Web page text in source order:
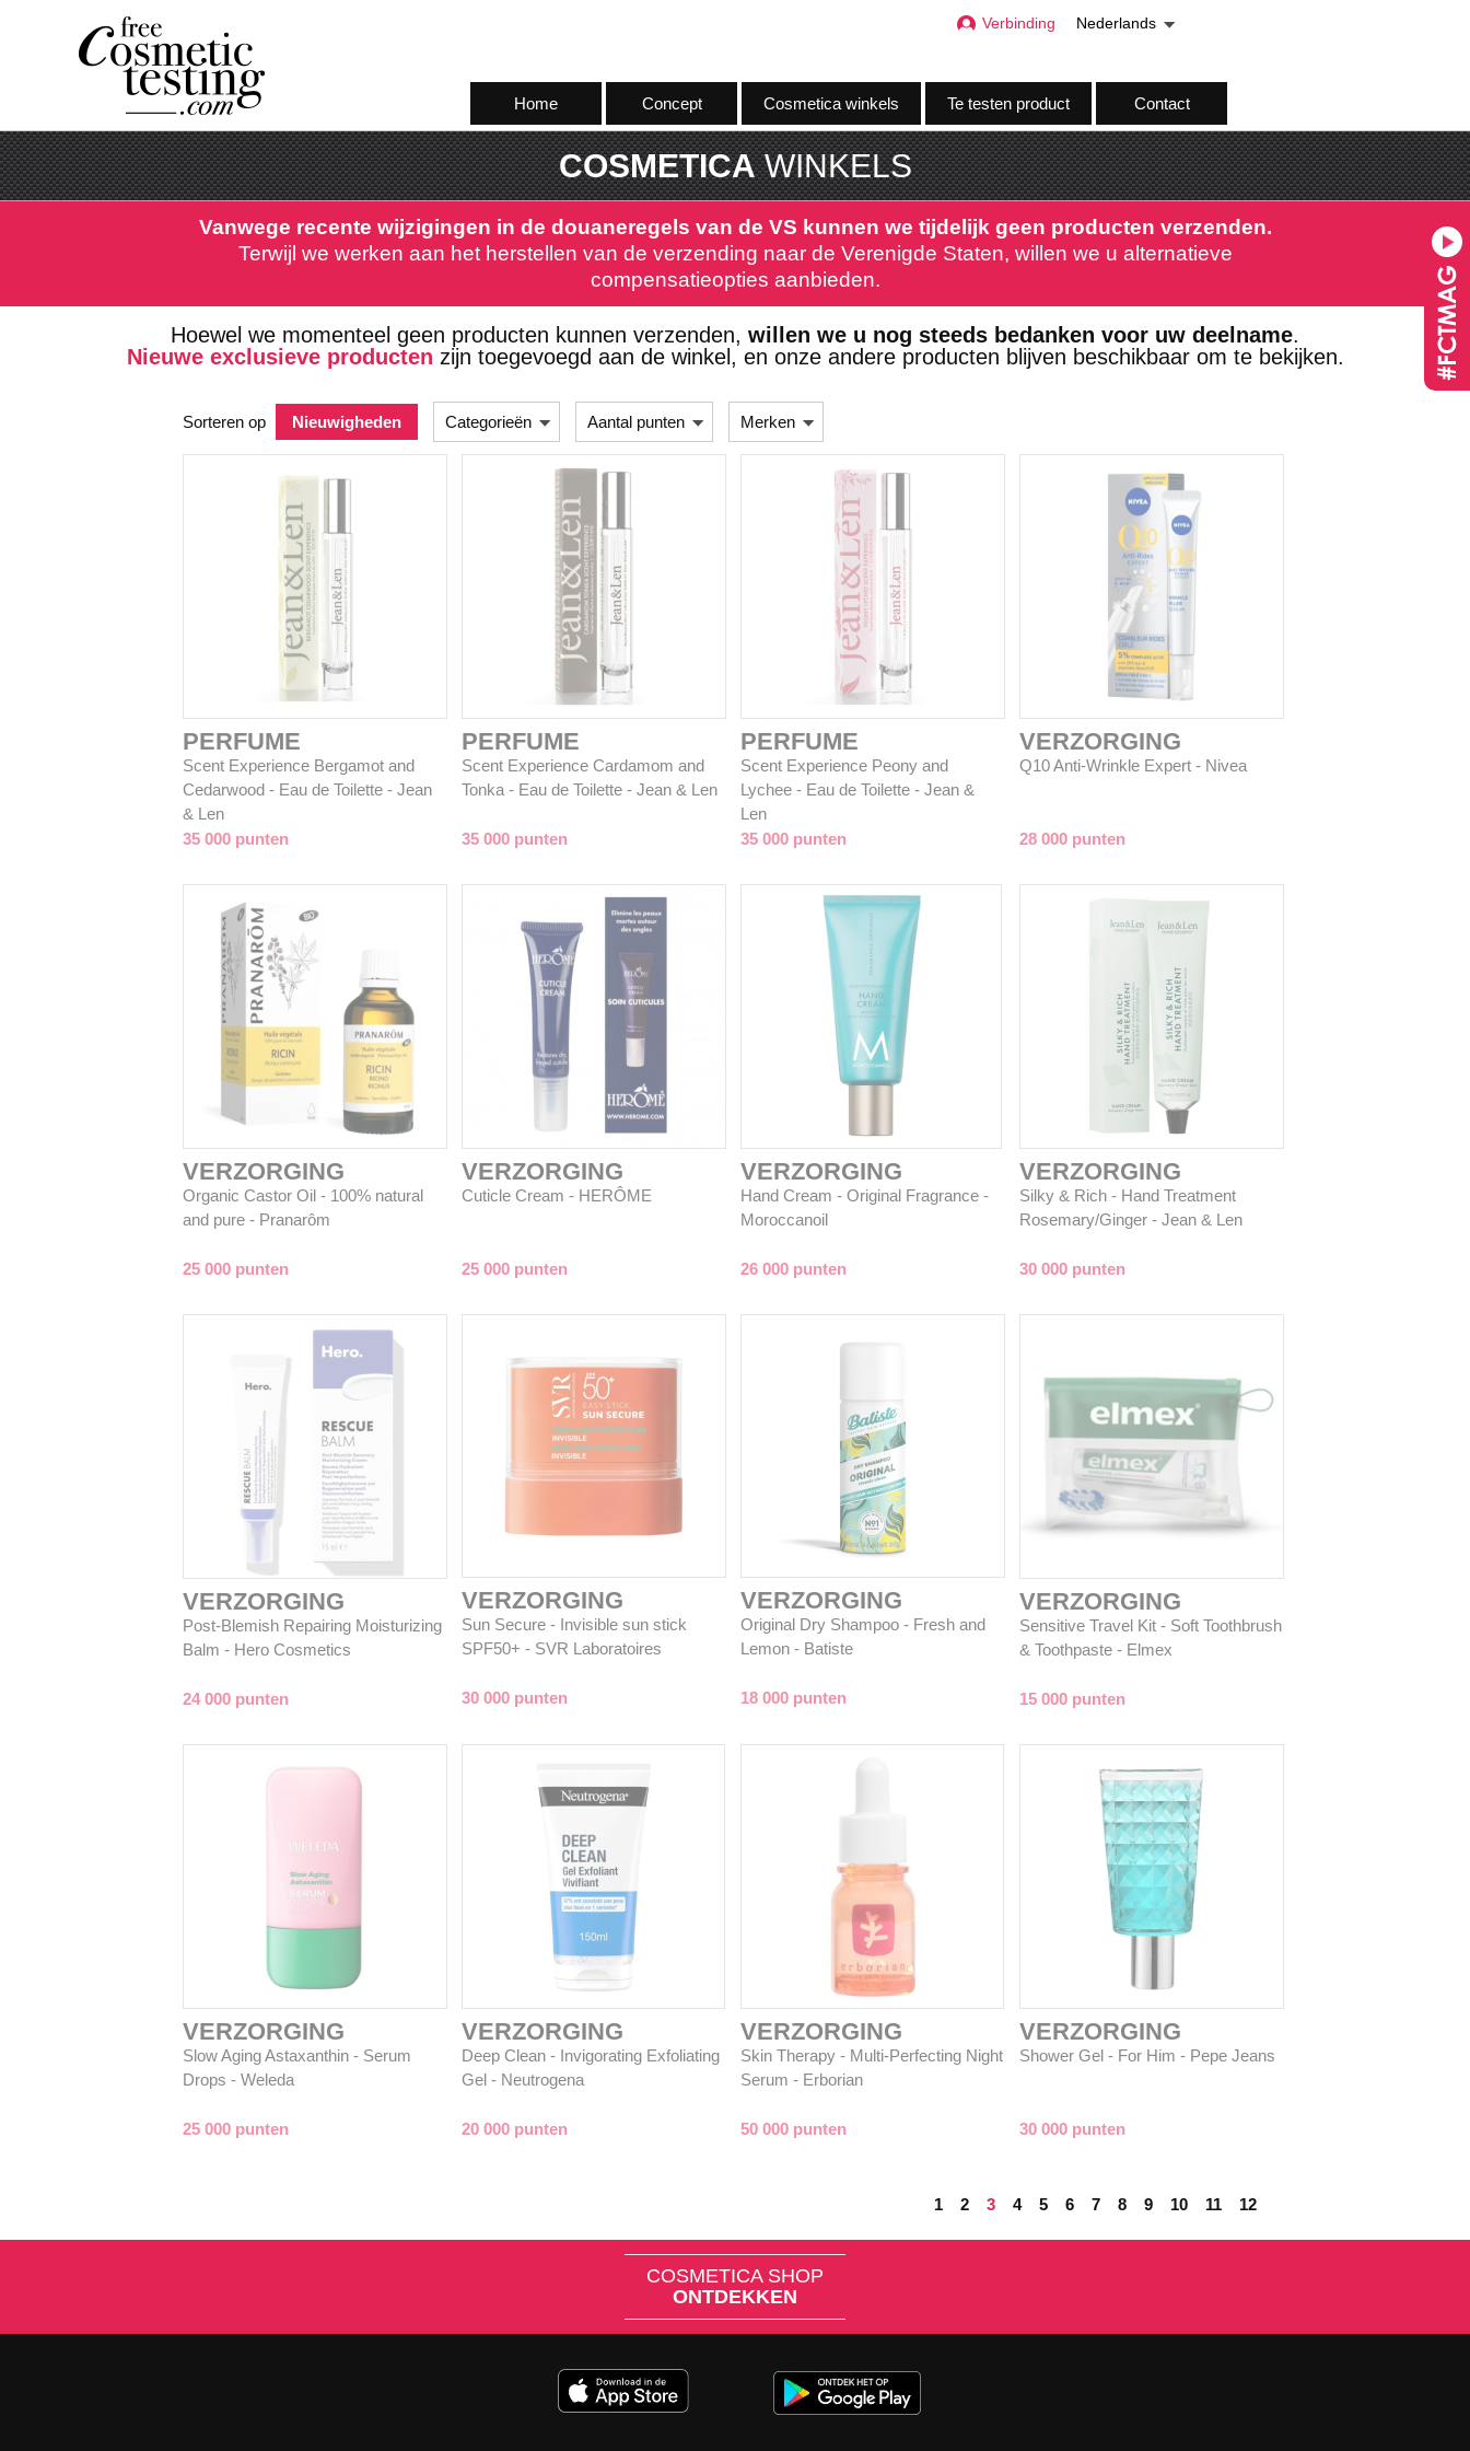
Home Concept Cosmetica winkels Te testen product Contact
Verbinding Nederlands
COSMETICAWINKELS
Vanwege recente wijzigingen in de douaneregels van de VS kunnen we tijdelijk geen producten verzenden.
Terwijl we werken aan het herstellen van de verzending naar de Verenigde Staten, willen we u alternatieve
compensatieopties aanbieden.
Hoewel we momenteel geen producten kunnen verzenden, willen we u nog steeds bedanken voor uw deelname.
Nieuwe exclusieve producten zijn toegevoegd aan de winkel, en onze andere producten blijven beschikbaar om te bekijken.
Sorteren op Nieuwigheden Categorieën Aantal punten Merken
PERFUME
Scent Experience Bergamot and
Cedarwood - Eau de Toilette - Jean
& Len
35 000 punten
PERFUME
Scent Experience Cardamom and
Tonka - Eau de Toilette - Jean & Len
35 000 punten
PERFUME
Scent Experience Peony and
Lychee - Eau de Toilette - Jean &
Len
35 000 punten
VERZORGING
Q10 Anti-Wrinkle Expert - Nivea
28 000 punten
VERZORGING
Organic Castor Oil - 100% natural
and pure - Pranarôm
25 000 punten
VERZORGING
Cuticle Cream - HERÔME
25 000 punten
VERZORGING
Hand Cream - Original Fragrance -
Moroccanoil
26 000 punten
VERZORGING
Silky & Rich - Hand Treatment
Rosemary/Ginger - Jean & Len
30 000 punten
VERZORGING
Post-Blemish Repairing Moisturizing
Balm - Hero Cosmetics
24 000 punten
VERZORGING
Sun Secure - Invisible sun stick
SPF50+ - SVR Laboratoires
30 000 punten
VERZORGING
Original Dry Shampoo - Fresh and
Lemon - Batiste
18 000 punten
VERZORGING
Sensitive Travel Kit - Soft Toothbrush
& Toothpaste - Elmex
15 000 punten
VERZORGING
Slow Aging Astaxanthin - Serum
Drops - Weleda
25 000 punten
VERZORGING
Deep Clean - Invigorating Exfoliating
Gel - Neutrogena
20 000 punten
VERZORGING
Skin Therapy - Multi-Perfecting Night
Serum - Erborian
50 000 punten
VERZORGING
Shower Gel - For Him - Pepe Jeans
30 000 punten
1 2 3 4 5 6 7 8 9 10 11 12
COSMETICA SHOP
ONTDEKKEN